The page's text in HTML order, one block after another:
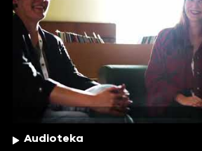
Audioteka